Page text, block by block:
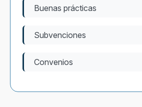
Buenas prácticas
Subvenciones
Convenios